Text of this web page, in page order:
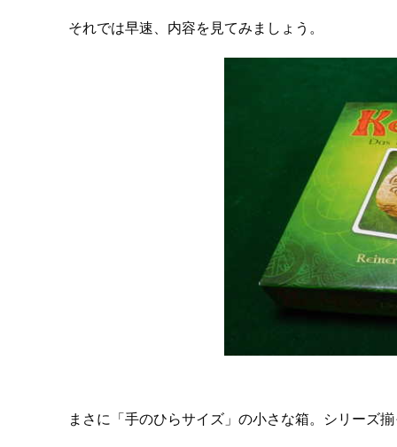
それでは早速、内容を見てみましょう。
まさに「手のひらサイズ」の小さな箱。シリーズ